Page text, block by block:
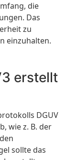
die
Das
zu
einzuhalten.
erstellt
DGUV
wie z. B. der
sollte das